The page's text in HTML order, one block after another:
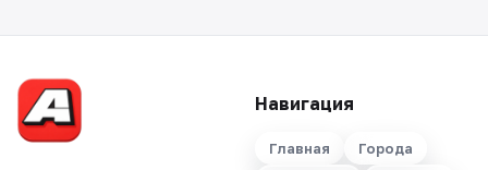
Навигация
Главная Города